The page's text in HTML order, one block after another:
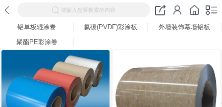
请输入您要搜索的内容
铝单板辊涂卷 氟碳(PVDF)彩涂板
外墙装饰幕墙铝板
聚酯PE彩涂卷